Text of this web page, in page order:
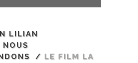
LILIAN
NOUS
/ LE FILM LA